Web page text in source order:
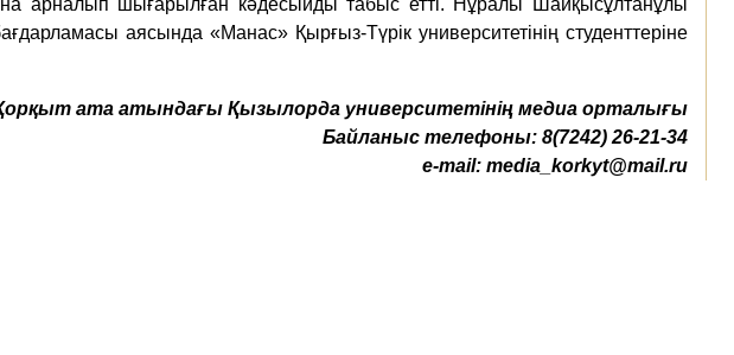
арналып шығарылған кәдесыйды табыс етті. Нұралы Шайқысұлтанұлы
аясында «Манас» Қырғыз-Түрік университетінің студенттеріне
орқыт ата атындағы Қызылорда университетінің медиа орталығы
Байланыс телефоны: 8(7242) 26-21-34
e-mail: media_korkyt@mail.ru